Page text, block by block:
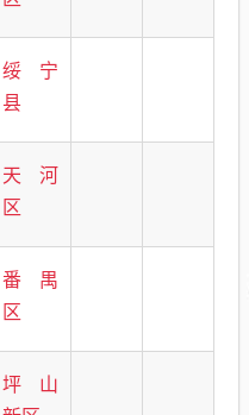
绥宁
县
天河
区
番禺
区
坪山